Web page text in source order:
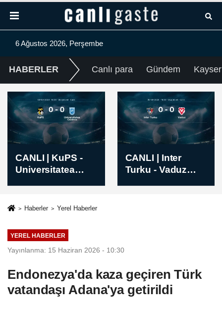
6 Ağustos 2026, Perşembe
HABERLER Canlı para Gündem
CANLI | Inter
Turku - Vaduz
Transfer tahtası
açılan Sivasspor,
Haberler Yerel Haberler
YEREL HABERLER
Yayınlanma: 15 Haziran 2026 - 10:30
Endonezya'da kaza geçiren Türk
vatandaşı Adana'ya getirildi